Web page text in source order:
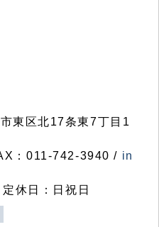
東区北17条東7丁目1
：011-742-3940 / in
休日：日祝日